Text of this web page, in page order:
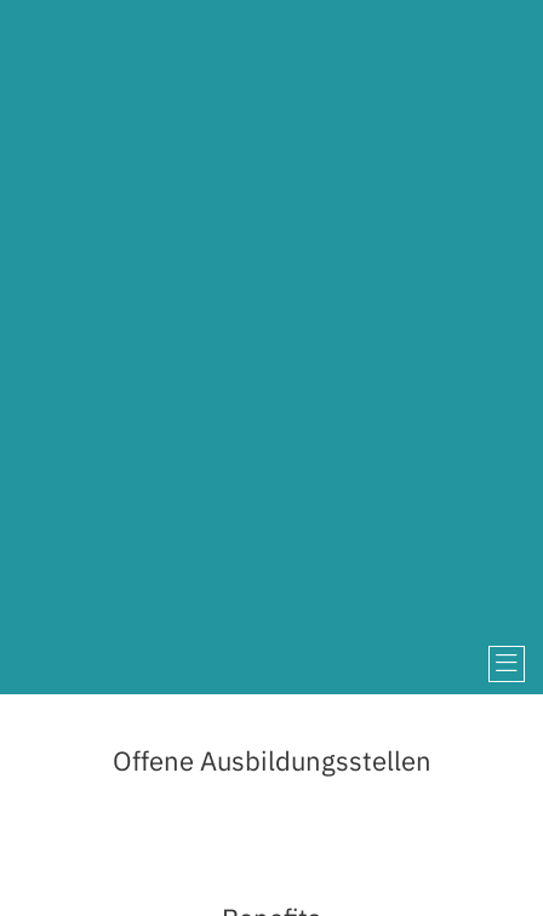
Offene Ausbildungsstellen